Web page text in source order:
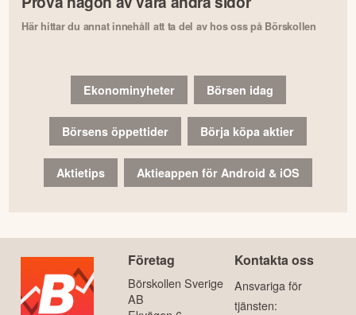
Här hittar du annat innehåll att ta del av hos oss på Börskollen
Ekonominyheter Börsen idag
Börsens öppettider Börja köpa aktier
Aktietips Aktieappen för Android & iOS
Företag
Börskollen Sverige
AB
Kontakta oss
Ansvariga för
tjänsten: